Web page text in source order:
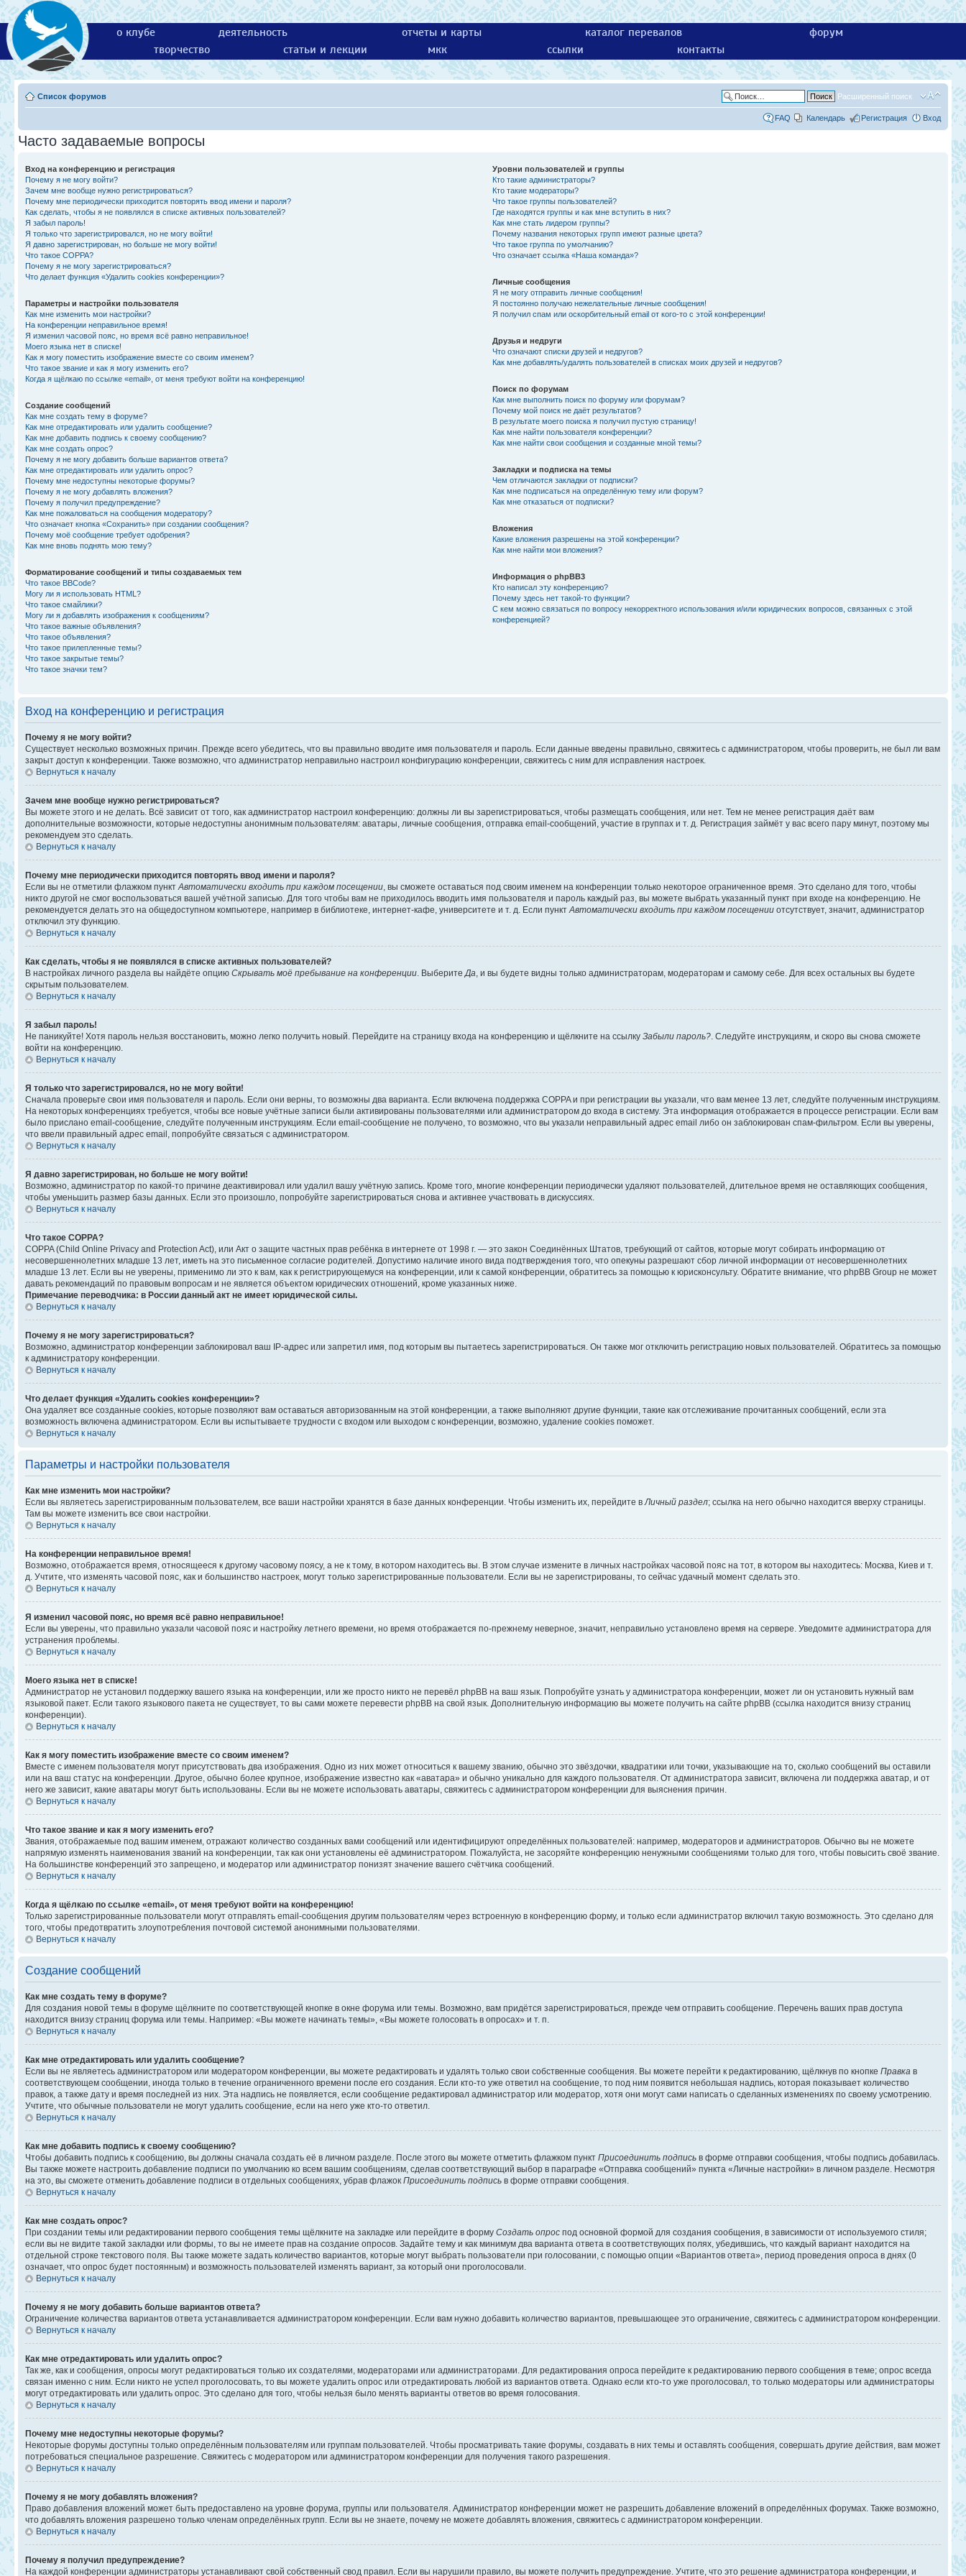
о клубе деятельность отчеты и карты каталог перевалов
форум
творчество
статьи и лекции мкк ссылки контакты
Список форумов Расширенный поиск
FAQ Календарь Регистрация Вход
Часто задаваемые вопросы
Вход на конференцию и регистрация
Почему я не могу войти?
Зачем мне вообще нужно регистрироваться?
Почему мне периодически приходится повторять ввод имени и пароля?
Как сделать, чтобы я не появлялся в списке активных пользователей?
Я забыл пароль!
Я только что зарегистрировался, но не могу войти!
Я давно зарегистрирован, но больше не могу войти!
Что такое COPPA?
Почему я не могу зарегистрироваться?
Что делает функция «Удалить cookies конференции»?
Параметры и настройки пользователя
Как мне изменить мои настройки?
На конференции неправильное время!
Я изменил часовой пояс, но время всё равно неправильное!
Моего языка нет в списке!
Как я могу поместить изображение вместе со своим именем?
Что такое звание и как я могу изменить его?
Когда я щёлкаю по ссылке «email», от меня требуют войти на конференцию!
Создание сообщений
Как мне создать тему в форуме?
Как мне отредактировать или удалить сообщение?
Как мне добавить подпись к своему сообщению?
Как мне создать опрос?
Почему я не могу добавить больше вариантов ответа?
Как мне отредактировать или удалить опрос?
Почему мне недоступны некоторые форумы?
Почему я не могу добавлять вложения?
Почему я получил предупреждение?
Как мне пожаловаться на сообщения модератору?
Что означает кнопка «Сохранить» при создании сообщения?
Почему моё сообщение требует одобрения?
Как мне вновь поднять мою тему?
Форматирование сообщений и типы создаваемых тем
Что такое BBCode?
Могу ли я использовать HTML?
Что такое смайлики?
Могу ли я добавлять изображения к сообщениям?
Что такое важные объявления?
Что такое объявления?
Что такое прилепленные темы?
Что такое закрытые темы?
Что такое значки тем?
Уровни пользователей и группы
Кто такие администраторы?
Кто такие модераторы?
Что такое группы пользователей?
Где находятся группы и как мне вступить в них?
Как мне стать лидером группы?
Почему названия некоторых групп имеют разные цвета?
Что такое группа по умолчанию?
Что означает ссылка «Наша команда»?
Личные сообщения
Я не могу отправить личные сообщения!
Я постоянно получаю нежелательные личные сообщения!
Я получил спам или оскорбительный email от кого-то с этой конференции!
Друзья и недруги
Что означают списки друзей и недругов?
Как мне добавлять/удалять пользователей в списках моих друзей и недругов?
Поиск по форумам
Как мне выполнить поиск по форуму или форумам?
Почему мой поиск не даёт результатов?
В результате моего поиска я получил пустую страницу!
Как мне найти пользователя конференции?
Как мне найти свои сообщения и созданные мной темы?
Закладки и подписка на темы
Чем отличаются закладки от подписки?
Как мне подписаться на определённую тему или форум?
Как мне отказаться от подписки?
Вложения
Какие вложения разрешены на этой конференции?
Как мне найти мои вложения?
Информация о phpBB3
Кто написал эту конференцию?
Почему здесь нет такой-то функции?
С кем можно связаться по вопросу некорректного использования и/или юридических вопросов, связанных с этой
конференцией?
Вход на конференцию и регистрация
Почему я не могу войти?
Существует несколько возможных причин. Прежде всего убедитесь, что вы правильно вводите имя пользователя и пароль. Если данные введены правильно, свяжитесь с администратором, чтобы проверить, не был ли вам
закрыт доступ к конференции. Также возможно, что администратор неправильно настроил конфигурацию конференции, свяжитесь с ним для исправления настроек.
Вернуться к началу
Зачем мне вообще нужно регистрироваться?
Вы можете этого и не делать. Всё зависит от того, как администратор настроил конференцию: должны ли вы зарегистрироваться, чтобы размещать сообщения, или нет. Тем не менее регистрация даёт вам
дополнительные возможности, которые недоступны анонимным пользователям: аватары, личные сообщения, отправка email-сообщений, участие в группах и т. д. Регистрация займёт у вас всего пару минут, поэтому мы
рекомендуем это сделать.
Вернуться к началу
Почему мне периодически приходится повторять ввод имени и пароля?
Если вы не отметили флажком пункт Автоматически входить при каждом посещении , вы сможете оставаться под своим именем на конференции только некоторое ограниченное время. Это сделано для того, чтобы
никто другой не смог воспользоваться вашей учётной записью. Для того чтобы вам не приходилось вводить имя пользователя и пароль каждый раз, вы можете выбрать указанный пункт при входе на конференцию. Не
рекомендуется делать это на общедоступном компьютере, например в библиотеке, интернет-кафе, университете и т. д. Если пункт Автоматически входить при каждом посещении отсутствует, значит, администратор
отключил эту функцию.
Вернуться к началу
Как сделать, чтобы я не появлялся в списке активных пользователей?
В настройках личного раздела вы найдёте опцию Скрывать моё пребывание на конференции . Выберите Да , и вы будете видны только администраторам, модераторам и самому себе. Для всех остальных вы будете
скрытым пользователем.
Вернуться к началу
Я забыл пароль!
Не паникуйте! Хотя пароль нельзя восстановить, можно легко получить новый. Перейдите на страницу входа на конференцию и щёлкните на ссылку Забыли пароль? . Следуйте инструкциям, и скоро вы снова сможете
войти на конференцию.
Вернуться к началу
Я только что зарегистрировался, но не могу войти!
Сначала проверьте свои имя пользователя и пароль. Если они верны, то возможны два варианта. Если включена поддержка COPPA и при регистрации вы указали, что вам менее 13 лет, следуйте полученным инструкциям.
На некоторых конференциях требуется, чтобы все новые учётные записи были активированы пользователями или администратором до входа в систему. Эта информация отображается в процессе регистрации. Если вам
было прислано email-сообщение, следуйте полученным инструкциям. Если email-сообщение не получено, то возможно, что вы указали неправильный адрес email либо он заблокирован спам-фильтром. Если вы уверены,
что ввели правильный адрес email, попробуйте связаться с администратором.
Вернуться к началу
Я давно зарегистрирован, но больше не могу войти!
Возможно, администратор по какой-то причине деактивировал или удалил вашу учётную запись. Кроме того, многие конференции периодически удаляют пользователей, длительное время не оставляющих сообщения,
чтобы уменьшить размер базы данных. Если это произошло, попробуйте зарегистрироваться снова и активнее участвовать в дискуссиях.
Вернуться к началу
Что такое COPPA?
COPPA (Child Online Privacy and Protection Act), или Акт о защите частных прав ребёнка в интернете от 1998 г. — это закон Соединённых Штатов, требующий от сайтов, которые могут собирать информацию от
несовершеннолетних младше 13 лет, иметь на это письменное согласие родителей. Допустимо наличие иного вида подтверждения того, что опекуны разрешают сбор личной информации от несовершеннолетних
младше 13 лет. Если вы не уверены, применимо ли это к вам, как к регистрирующемуся на конференции, или к самой конференции, обратитесь за помощью к юрисконсульту. Обратите внимание, что phpBB Group не может
давать рекомендаций по правовым вопросам и не является объектом юридических отношений, кроме указанных ниже.
Примечание переводчика: в России данный акт не имеет юридической силы.
Вернуться к началу
Почему я не могу зарегистрироваться?
Возможно, администратор конференции заблокировал ваш IP-адрес или запретил имя, под которым вы пытаетесь зарегистрироваться. Он также мог отключить регистрацию новых пользователей. Обратитесь за помощью
к администратору конференции.
Вернуться к началу
Что делает функция «Удалить cookies конференции»?
Она удаляет все созданные cookies, которые позволяют вам оставаться авторизованным на этой конференции, а также выполняют другие функции, такие как отслеживание прочитанных сообщений, если эта
возможность включена администратором. Если вы испытываете трудности с входом или выходом с конференции, возможно, удаление cookies поможет.
Вернуться к началу
Параметры и настройки пользователя
Как мне изменить мои настройки?
Если вы являетесь зарегистрированным пользователем, все ваши настройки хранятся в базе данных конференции. Чтобы изменить их, перейдите в Личный раздел; ссылка на него обычно находится вверху страницы.
Там вы можете изменить все свои настройки.
Вернуться к началу
На конференции неправильное время!
Возможно, отображается время, относящееся к другому часовому поясу, а не к тому, в котором находитесь вы. В этом случае измените в личных настройках часовой пояс на тот, в котором вы находитесь: Москва, Киев и т.
д. Учтите, что изменять часовой пояс, как и большинство настроек, могут только зарегистрированные пользователи. Если вы не зарегистрированы, то сейчас удачный момент сделать это.
Вернуться к началу
Я изменил часовой пояс, но время всё равно неправильное!
Если вы уверены, что правильно указали часовой пояс и настройку летнего времени, но время отображается по-прежнему неверное, значит, неправильно установлено время на сервере. Уведомите администратора для
устранения проблемы.
Вернуться к началу
Моего языка нет в списке!
Администратор не установил поддержку вашего языка на конференции, или же просто никто не перевёл phpBB на ваш язык. Попробуйте узнать у администратора конференции, может ли он установить нужный вам
языковой пакет. Если такого языкового пакета не существует, то вы сами можете перевести phpBB на свой язык. Дополнительную информацию вы можете получить на сайте phpBB (ссылка находится внизу страниц
конференции).
Вернуться к началу
Как я могу поместить изображение вместе со своим именем?
Вместе с именем пользователя могут присутствовать два изображения. Одно из них может относиться к вашему званию, обычно это звёздочки, квадратики или точки, указывающие на то, сколько сообщений вы оставили
или на ваш статус на конференции. Другое, обычно более крупное, изображение известно как «аватара» и обычно уникально для каждого пользователя. От администратора зависит, включена ли поддержка аватар, и от
него же зависит, какие аватары могут быть использованы. Если вы не можете использовать аватары, свяжитесь с администратором конференции для выяснения причин.
Вернуться к началу
Что такое звание и как я могу изменить его?
Звания, отображаемые под вашим именем, отражают количество созданных вами сообщений или идентифицируют определённых пользователей: например, модераторов и администраторов. Обычно вы не можете
напрямую изменять наименования званий на конференции, так как они установлены её администратором. Пожалуйста, не засоряйте конференцию ненужными сообщениями только для того, чтобы повысить своё звание.
На большинстве конференций это запрещено, и модератор или администратор понизят значение вашего счётчика сообщений.
Вернуться к началу
Когда я щёлкаю по ссылке «email», от меня требуют войти на конференцию!
Только зарегистрированные пользователи могут отправлять email-сообщения другим пользователям через встроенную в конференцию форму, и только если администратор включил такую возможность. Это сделано для
того, чтобы предотвратить злоупотребления почтовой системой анонимными пользователями.
Вернуться к началу
Создание сообщений
Как мне создать тему в форуме?
Для создания новой темы в форуме щёлкните по соответствующей кнопке в окне форума или темы. Возможно, вам придётся зарегистрироваться, прежде чем отправить сообщение. Перечень ваших прав доступа
находится внизу страниц форума или темы. Например: «Вы можете начинать темы», «Вы можете голосовать в опросах» и т. п.
Вернуться к началу
Как мне отредактировать или удалить сообщение?
Если вы не являетесь администратором или модератором конференции, вы можете редактировать и удалять только свои собственные сообщения. Вы можете перейти к редактированию, щёлкнув по кнопке Правка в
соответствующем сообщении, иногда только в течение ограниченного времени после его создания. Если кто-то уже ответил на сообщение, то под ним появится небольшая надпись, которая показывает количество
правок, а также дату и время последней из них. Эта надпись не появляется, если сообщение редактировал администратор или модератор, хотя они могут сами написать о сделанных изменениях по своему усмотрению.
Учтите, что обычные пользователи не могут удалить сообщение, если на него уже кто-то ответил.
Вернуться к началу
Как мне добавить подпись к своему сообщению?
Чтобы добавить подпись к сообщению, вы должны сначала создать её в личном разделе. После этого вы можете отметить флажком пункт Присоединить подпись в форме отправки сообщения, чтобы подпись добавилась.
Вы также можете настроить добавление подписи по умолчанию ко всем вашим сообщениям, сделав соответствующий выбор в параграфе «Отправка сообщений» пункта «Личные настройки» в личном разделе. Несмотря
на это, вы сможете отменить добавление подписи в отдельных сообщениях, убрав флажок Присоединить подпись в форме отправки сообщения.
Вернуться к началу
Как мне создать опрос?
При создании темы или редактировании первого сообщения темы щёлкните на закладке или перейдите в форму Создать опрос под основной формой для создания сообщения, в зависимости от используемого стиля;
если вы не видите такой закладки или формы, то вы не имеете прав на создание опросов. Задайте тему и как минимум два варианта ответа в соответствующих полях, убедившись, что каждый вариант находится на
отдельной строке текстового поля. Вы также можете задать количество вариантов, которые могут выбрать пользователи при голосовании, с помощью опции «Вариантов ответа», период проведения опроса в днях (0
означает, что опрос будет постоянным) и возможность пользователей изменять вариант, за который они проголосовали.
Вернуться к началу
Почему я не могу добавить больше вариантов ответа?
Ограничение количества вариантов ответа устанавливается администратором конференции. Если вам нужно добавить количество вариантов, превышающее это ограничение, свяжитесь с администратором конференции.
Вернуться к началу
Как мне отредактировать или удалить опрос?
Так же, как и сообщения, опросы могут редактироваться только их создателями, модераторами или администраторами. Для редактирования опроса перейдите к редактированию первого сообщения в теме; опрос всегда
связан именно с ним. Если никто не успел проголосовать, то вы можете удалить опрос или отредактировать любой из вариантов ответа. Однако если кто-то уже проголосовал, то только модераторы или администраторы
могут отредактировать или удалить опрос. Это сделано для того, чтобы нельзя было менять варианты ответов во время голосования.
Вернуться к началу
Почему мне недоступны некоторые форумы?
Некоторые форумы доступны только определённым пользователям или группам пользователей. Чтобы просматривать такие форумы, создавать в них темы и оставлять сообщения, совершать другие действия, вам может
потребоваться специальное разрешение. Свяжитесь с модератором или администратором конференции для получения такого разрешения.
Вернуться к началу
Почему я не могу добавлять вложения?
Право добавления вложений может быть предоставлено на уровне форума, группы или пользователя. Администратор конференции может не разрешить добавление вложений в определённых форумах. Также возможно,
что добавлять вложения разрешено только членам определённых групп. Если вы не знаете, почему не можете добавлять вложения, свяжитесь с администратором конференции.
Вернуться к началу
Почему я получил предупреждение?
На каждой конференции администраторы устанавливают свой собственный свод правил. Если вы нарушили правило, вы можете получить предупреждение. Учтите, что это решение администратора конференции, и